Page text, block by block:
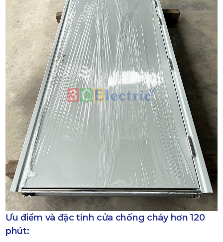
Ưu điểm và đặc tính cửa chống cháy hơn 120
phút: